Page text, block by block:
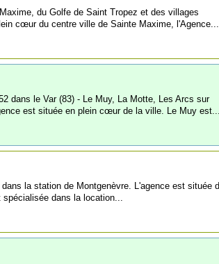
du Golfe de Saint Tropez et des villages
cœur du centre ville de Sainte Maxime, l'Agence...
dans le Var (83) - Le Muy, La Motte, Les Arcs sur
est située en plein cœur de la ville. Le Muy est...
la station de Montgenèvre. L'agence est située
spécialisée dans la location...